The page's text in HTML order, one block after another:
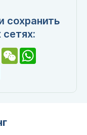
сохранить
сетях:
WeChatWhatsApp